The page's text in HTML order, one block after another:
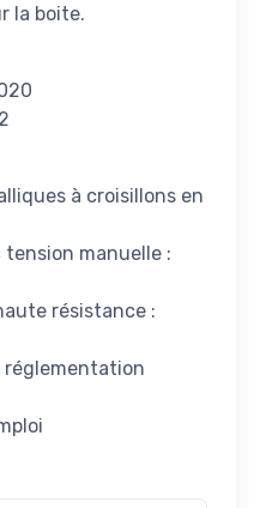
la boite.
à croisillons en
tension manuelle :
résistance :
réglementation